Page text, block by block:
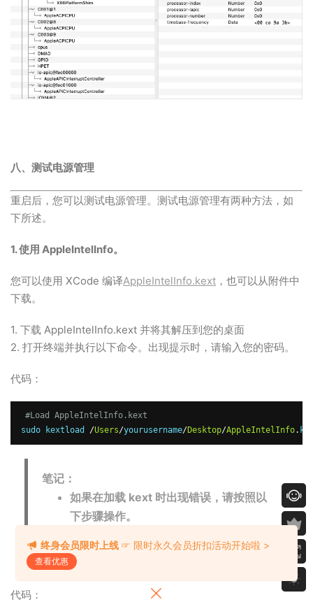
八、测试电源管理
重启后，您可以测试电源管理。测试电源管理有两种方法，如
下所述。
1. 使用 AppleIntelInfo。
您可以使用 XCode 编译AppleIntelInfo.kext ，也可以从附件中
下载。
1. 下载 AppleIntelInfo.kext 并将其解压到您的桌面
2. 打开终端并执行以下命令。出现提示时，请输入您的密码。
代码：
#Load AppleIntelInfo.kext
sudo kextload /Users/yourusername/Desktop/AppleIntelInfo.
笔记：
如果在加载 kext 时出现错误，请按照以
下步骤操作。
代码：
终身会员限时上线 ☞ 限时永久会员折扣活动开始啦 >
查看优惠